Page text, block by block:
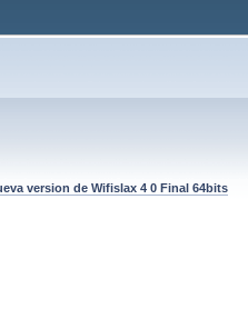
version de Wifislax 4 0 Final 64bits